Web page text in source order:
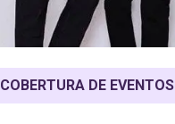
COBERTURA DE EVENTOS